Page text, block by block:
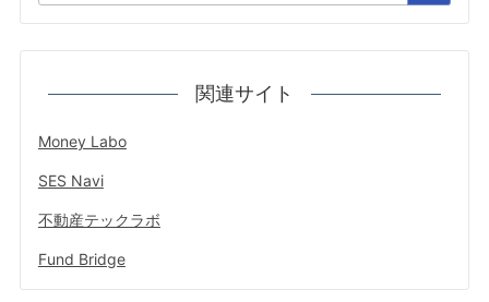
関連サイト
Money Labo
SES Navi
不動産テックラボ
Fund Bridge